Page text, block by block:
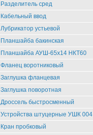
Разделитель сред
Кабельный ввод
Лубрикатор устьевой
Планшайба бакинская
Планшайба АУШ-65х14 НКТ60
Фланец воротниковый
Заглушка фланцевая
Заглушка поворотная
Дроссель быстросменный
Устройства штуцерные УШК
Кран пробковый